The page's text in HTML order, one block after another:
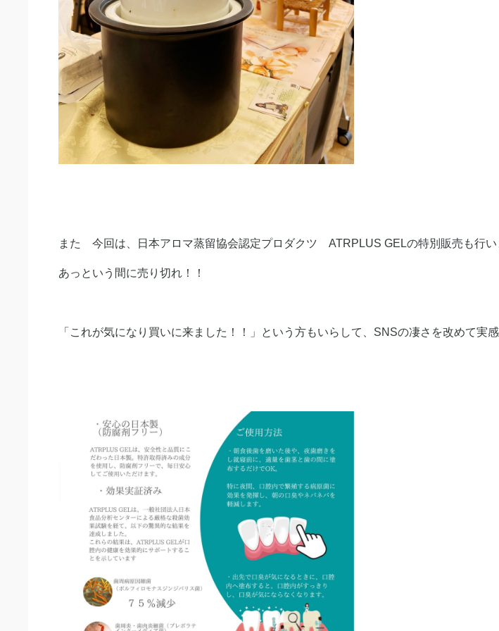
また 今回は、日本アロマ蒸留協会認定プロダクツ ATRPLUS GELの特別販売も行い
あっという間に売り切れ！！
「これが気になり買いに来ました！！」という方もいらして、SNSの凄さを改めて実感